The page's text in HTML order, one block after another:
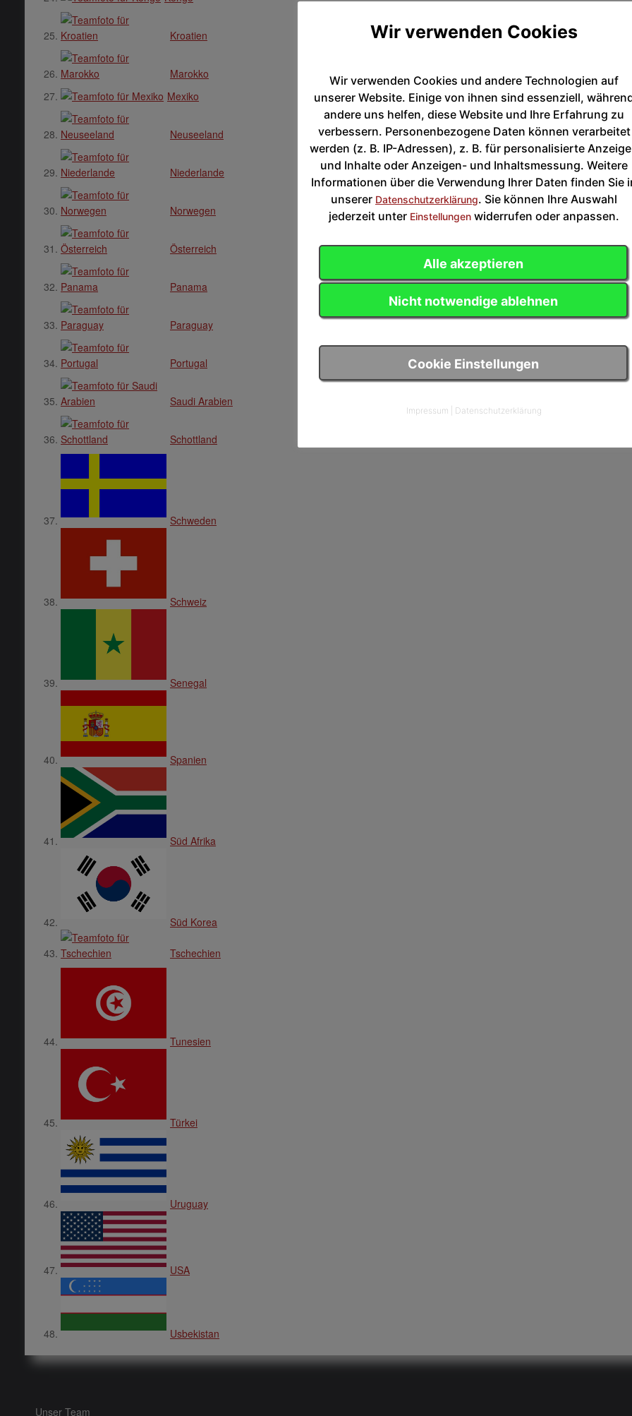
Kroatien
Marokko
Mexiko
Neuseeland
Niederlande
Norwegen
Österreich
Panama
Paraguay
Portugal
Saudi Arabien
Schottland
Schweden
Schweiz
Senegal
Spanien
Süd Afrika
Süd Korea
Tschechien
Tunesien
Türkei
Uruguay
USA
Usbekistan
Unser Team
Wir verwenden Cookies
Wir verwenden Cookies und andere Technologien auf
unserer Website. Einige von ihnen sind essenziell,
andere uns helfen, diese Website und Ihre Erfahrung zu
verbessern. Personenbezogene Daten können verarbeitet
werden (z. B. IP-Adressen), z. B. für personalisierte
und Inhalte oder Anzeigen- und Inhaltsmessung. Weitere
Informationen über die Verwendung Ihrer Daten finden Sie
unserer Datenschutzerklärung. Sie können Ihre Auswahl
jederzeit unter Einstellungen widerrufen oder anpassen.
Alle akzeptieren
Nicht notwendige ablehnen
Cookie Einstellungen
Impressum Datenschutzerklärung